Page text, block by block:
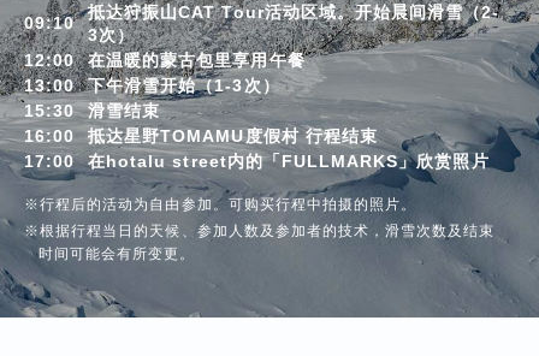
09:10
抵达狩振山CAT Tour活动区域。开始晨间滑雪（2-
3次）
12:00
在温暖的蒙古包里享用午餐
13:00
下午滑雪开始（1-3次）
15:30
滑雪结束
16:00
抵达星野TOMAMU度假村 行程结束
17:00
在hotalu street内的「FULLMARKS」欣赏照片
※行程后的活动为自由参加。可购买行程中拍摄的照片。
※根据行程当日的天候、参加人数及参加者的技术，滑雪次数及结束
时间可能会有所变更。